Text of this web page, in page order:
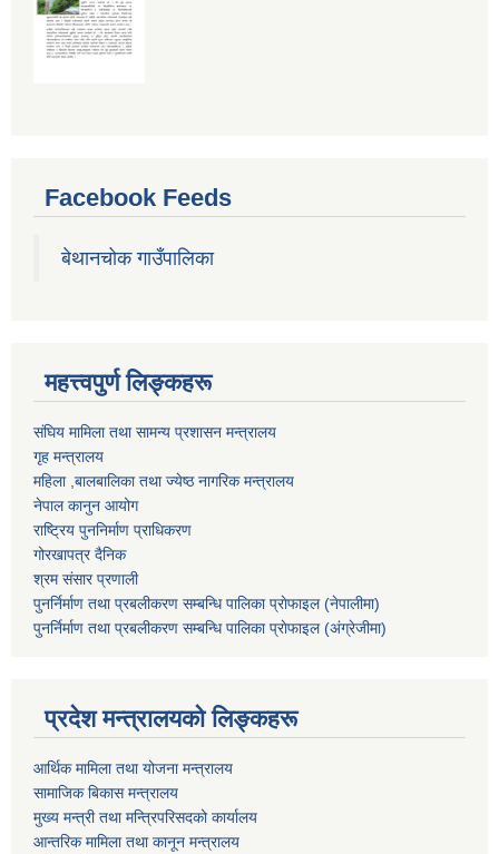
Facebook Feeds
बेथानचोक गाउँपालिका
महत्त्वपुर्ण लिङ्कहरू
संघिय मामिला तथा सामन्य प्रशासन मन्त्रालय
गृह मन्त्रालय
महिला ,बालबालिका तथा ज्येष्ठ नागरिक मन्त्रालय
नेपाल कानुन आयोग
राष्ट्रिय पुननिर्माण प्राधिकरण
गोरखापत्र दैनिक
श्रम संसार प्रणाली
पुनर्निर्माण तथा प्रबलीकरण सम्बन्धि पालिका प्राेफाइल (नेपालीमा)
पुनर्निर्माण तथा प्रबलीकरण सम्बन्धि पालिका प्राेफाइल(अंग्रेजीमा)
प्रदेश मन्त्रालयको लिङ्कहरू
आर्थिक मामिला तथा योजना मन्त्रालय
सामाजिक बिकास मन्त्रालय
मुख्य मन्त्री तथा मन्त्रिपरिसदको कार्यालय
आन्तरिक मामिला तथा कानून मन्त्रालय